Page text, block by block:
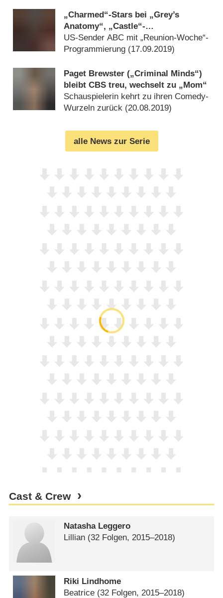
„Charmed“-Stars bei „Grey’s
Anatomy“, „Castle“-
Wiedervereinigung bei „The Rookie“
US-Sender ABC mit „Reunion-Woche“-
Programmierung (17.09.2019)
Paget Brewster („Criminal Minds“)
bleibt CBS treu, wechselt zu „Mom“
Schauspielerin kehrt zu ihren Comedy-
Wurzeln zurück (20.08.2019)
alle News zur Serie
Cast & Crew
Natasha Leggero
Lillian (32 Folgen, 2015⁠–⁠2018)
Riki Lindhome
Beatrice (32 Folgen, 2015⁠–⁠2018)